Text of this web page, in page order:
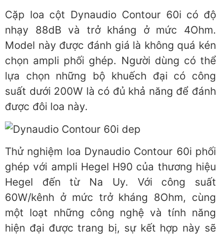
Cặp loa cột Dynaudio Contour 60i có độ
nhạy 88dB và trở kháng ở mức 4Ohm.
Model này được đánh giá là không quá kén
chọn ampli phối ghép. Người dùng có thể
lựa chọn những bộ khuếch đại có công
suất dưới 200W là có đủ khả năng để đánh
được đôi loa này.
Thử nghiệm loa Dynaudio Contour 60i phối
ghép với ampli Hegel H90 của thương hiệu
Hegel đến từ Na Uy. Với công suất
60W/kênh ở mức trở kháng 8Ohm, cùng
một loạt những công nghệ và tính năng
hiện đại được trang bị, sự kết hợp này sẽ